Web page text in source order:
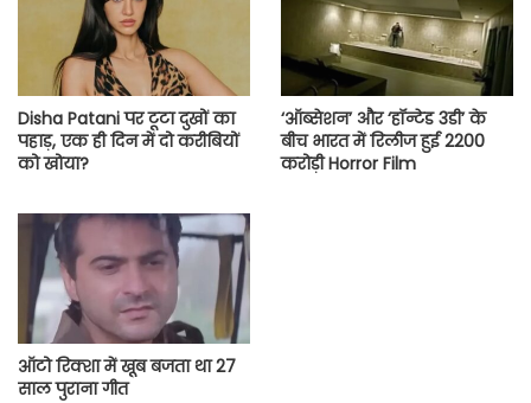
Disha Patani पर टूटा दुखों का
पहाड़, एक ही दिन में दो करीबियों
को खोया?
‘ऑब्सेशन’ और ‘हॉन्टेड 3डी’ के
बीच भारत में रिलीज हुई 2200
करोड़ी Horror Film
ऑटो रिक्शा में खूब बजता था 27
साल पुराना गीत